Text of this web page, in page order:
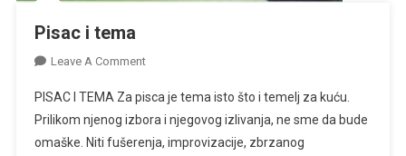
Pisac i tema
Leave A CommentOn
I
Tema
PISAC I TEMA Za pisca je tema isto što i temelj za kuću.
Prilikom njenog izbora i njegovog izlivanja, ne sme da bude
omaške. Niti fušerenja, improvizacije, zbrzanog